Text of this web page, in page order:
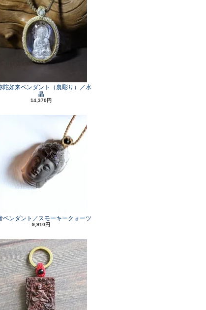
陀如来ペンダント（裏彫り）／水
晶
14,370円
ペンダント／スモーキークォーツ
9,910円